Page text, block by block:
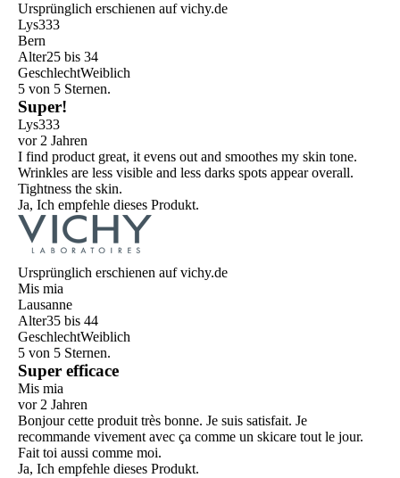
Ursprünglich erschienen auf vichy.de
Lys333
Bern
Alter25 bis 34
GeschlechtWeiblich
5 von 5 Sternen.
Super!
Lys333
vor 2 Jahren
I find product great, it evens out and smoothes my skin tone.
Wrinkles are less visible and less darks spots appear overall.
Tightness the skin.
Ja, Ich empfehle dieses Produkt.
Ursprünglich erschienen auf vichy.de
Mis mia
Lausanne
Alter35 bis 44
GeschlechtWeiblich
5 von 5 Sternen.
Super efficace
Mis mia
vor 2 Jahren
Bonjour cette produit très bonne. Je suis satisfait. Je
recommande vivement avec ça comme un skicare tout le jour.
Fait toi aussi comme moi.
Ja, Ich empfehle dieses Produkt.